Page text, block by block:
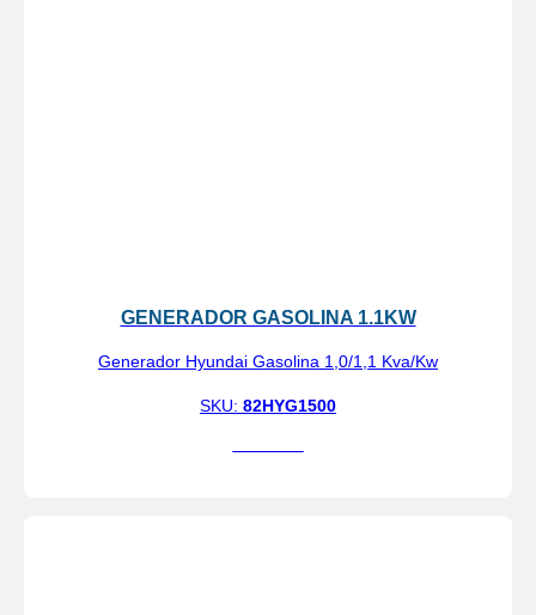
GENERADOR GASOLINA 1.1KW
Generador Hyundai Gasolina 1,0/1,1 Kva/Kw
SKU: 82HYG1500